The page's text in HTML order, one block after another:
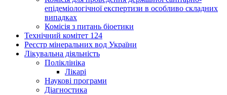
епідеміологічної експертизи в особливо складних
випадках
Комісія з питань біоетики
Технічний комітет 124
Реєстр мінеральних вод України
Лікувальна діяльність
Поліклініка
Лікарі
Наукові програми
Діагностика